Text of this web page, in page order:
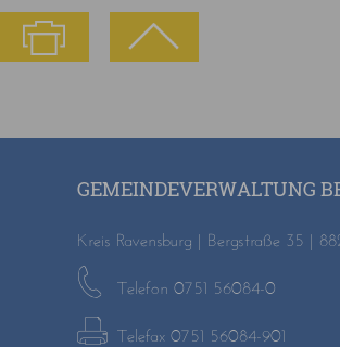
GEMEINDEVERWALTUNG
Kreis Ravensburg | Bergstraße 35 |
Telefon 0751 56084-0
Telefax 0751 56084-901